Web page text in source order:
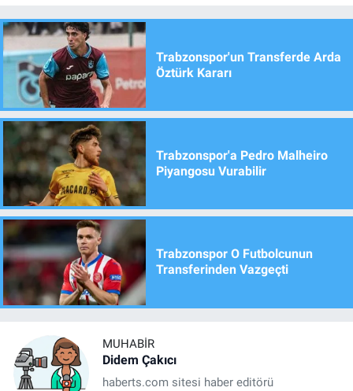
Trabzonspor'un Transferde Arda
Öztürk Kararı
Trabzonspor'a Pedro Malheiro
Piyangosu Vurabilir
Trabzonspor O Futbolcunun
Transferinden Vazgeçti
MUHABIR
Didem Çakıcı
haberts.com sitesi haber editörü